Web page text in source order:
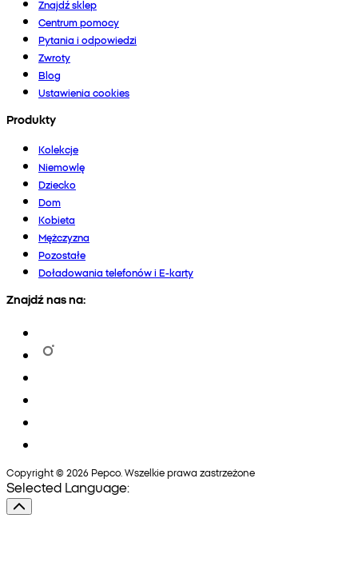
Znajdź sklep
Centrum pomocy
Pytania i odpowiedzi
Zwroty
Blog
Ustawienia cookies
Produkty
Kolekcje
Niemowlę
Dziecko
Dom
Kobieta
Mężczyzna
Pozostałe
Doładowania telefonów i E-karty
Znajdź nas na:
Copyright © 2026 Pepco. Wszelkie prawa zastrzeżone
Selected Language: